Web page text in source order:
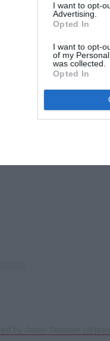
I want to opt-
Advertising.
Opted In
I want to opt-
of my
was collected.
Opted In